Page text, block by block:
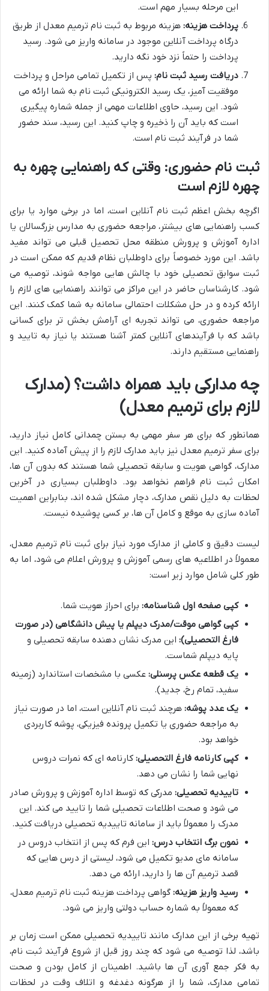
این مرحله بسیار مهم است.
پرداخت هزینه: هزینه مربوط به ثبت نام ترمیم معدل از طریق
درگاه پرداخت آنلاین موجود در سامانه واریز می شود. رسید
پرداخت را حتماً نزد خود نگه دارید.
دریافت رسید ثبت نام: پس از تکمیل تمامی مراحل و پرداخت
موفقیت آمیز، یک رسید الکترونیکی ثبت نام به شما ارائه می
شود. این رسید، حاوی اطلاعات مهمی از جمله شماره پیگیری
است که باید آن را ذخیره و چاپ کنید. این رسید، سند حضور
شما در فرآیند ثبت نام است.
ثبت نام حضوری: وقتی که راهنمایی چهره به
چهره لازم است
اگرچه بخش اعظم ثبت نام آنلاین است، اما در برخی موارد یا برای
کسب راهنمایی های بیشتر، مراجعه حضوری به مدارس بزرگسالان یا
اداره آموزش و پرورش منطقه محل تحصیل قبلی می تواند مفید
باشد. این مورد خصوصاً برای داوطلبان نظام قدیم که ممکن است در
ثبت سوابق تحصیلی خود با چالش هایی مواجه شوند، توصیه می
شود. کارشناسان حاضر در این مراکز می توانند راهنمایی های لازم را
ارائه کرده و در حل مشکلات احتمالی سامانه به شما کمک کنند. این
مراجعه حضوری، می تواند تجربه ای آرامش بخش تر برای کسانی
باشد که با فرآیندهای آنلاین کمتر آشنا هستند یا نیاز به تایید و
راهنمایی مستقیم دارند.
چه مدارکی باید همراه داشت؟ (مدارک
لازم برای ترمیم معدل)
همانطور که برای هر سفر مهمی به بستن چمدانی کامل نیاز دارید،
برای سفر ترمیم معدل نیز باید مدارک لازم را از پیش آماده کنید. این
مدارک، گواهی هویت و سابقه تحصیلی شما هستند که بدون آن ها،
امکان ثبت نام فراهم نخواهد بود. داوطلبان بسیاری در آخرین
لحظات به دلیل نقص مدارک، دچار مشکل شده اند، بنابراین اهمیت
آماده سازی به موقع و کامل آن ها، بر کسی پوشیده نیست.
لیست دقیق و کاملی از مدارک مورد نیاز برای ثبت نام ترمیم معدل،
معمولاً در اطلاعیه های رسمی آموزش و پرورش اعلام می شود، اما به
طور کلی شامل موارد زیر است:
کپی صفحه اول شناسنامه: برای احراز هویت شما.
کپی گواهی موقت/مدرک دیپلم یا پیش دانشگاهی (در صورت
فارغ التحصیلی): این مدرک نشان دهنده سابقه تحصیلی و
پایه دیپلم شماست.
یک قطعه عکس پرسنلی: عکسی با مشخصات استاندارد (زمینه
سفید، تمام رخ، جدید).
یک عدد پوشه: هرچند ثبت نام آنلاین است، اما در صورت نیاز
به مراجعه حضوری یا تکمیل پرونده فیزیکی، پوشه کاربردی
خواهد بود.
کپی کارنامه فارغ التحصیلی: کارنامه ای که نمرات دروس
نهایی شما را نشان می دهد.
تاییدیه تحصیلی: مدرکی که توسط اداره آموزش و پرورش صادر
می شود و صحت اطلاعات تحصیلی شما را تایید می کند. این
مدرک را معمولاً باید از سامانه تاییدیه تحصیلی دریافت کنید.
نمون برگ انتخاب درس: این فرم که پس از انتخاب دروس در
سامانه مای مدیو تکمیل می شود، لیستی از درس هایی که
قصد ترمیم آن ها را دارید، ارائه می دهد.
رسید واریز هزینه: گواهی پرداخت هزینه ثبت نام ترمیم معدل،
که معمولاً به شماره حساب دولتی واریز می شود.
تهیه برخی از این مدارک مانند تاییدیه تحصیلی ممکن است زمان بر
باشد، لذا توصیه می شود که چند روز قبل از شروع فرآیند ثبت نام،
به فکر جمع آوری آن ها باشید. اطمینان از کامل بودن و صحت
تمامی مدارک، شما را از هرگونه دغدغه و اتلاف وقت در لحظات